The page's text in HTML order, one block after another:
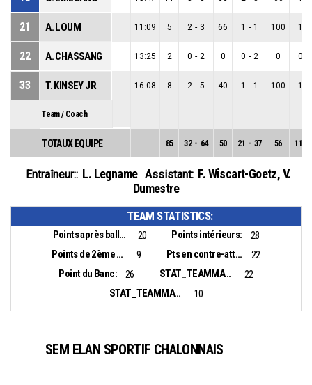
21 A. LOUM 11:09 5 2 - 3 66 1 - 1 100 1
22 A. CHASSANG 13:25 2 0 - 2 0 0 - 2 0 0
33 T. KINSEY JR 16:08 8 2 - 5 40 1 - 1 100 1
Team / Coach
TOTAUX EQUIPE 85 32 - 64 50 21 - 37 56 11
Entraîneur:: L. Legname Assistant: F. Wiscart-Goetz,V.
Dumestre
TEAM STATISTICS:
Points après balles perdues: 20 Points intérieurs:
28
Points de 2ème chance:
9 Pts en contre-attaque:
22
Point du Banc:
26 STAT_TEAMMATCH_BASKETBALL_sBiggestLead_NAME:
22
STAT_TEAMMATCH_BASKETBALL_sBiggestScoringRun_NAME:
10
SEM ELAN SPORTIF CHALONNAIS